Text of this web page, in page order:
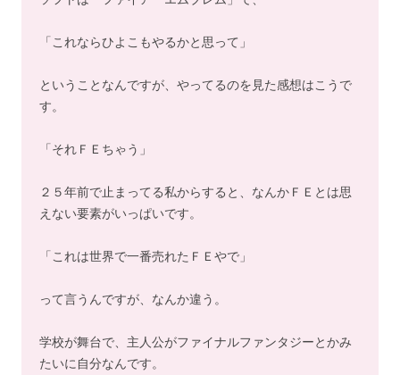
「これならひよこもやるかと思って」
ということなんですが、やってるのを見た感想はこうで
す。
「それＦＥちゃう」
２５年前で止まってる私からすると、なんかＦＥとは思
えない要素がいっぱいです。
「これは世界で一番売れたＦＥやで」
って言うんですが、なんか違う。
学校が舞台で、主人公がファイナルファンタジーとかみ
たいに自分なんです。